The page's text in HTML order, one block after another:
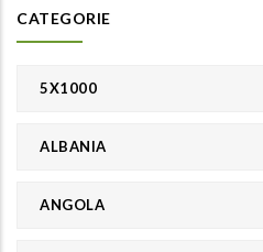
CATEGORIE
5X1000
ALBANIA
ANGOLA